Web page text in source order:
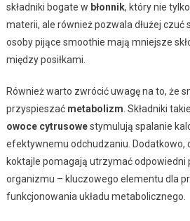
składniki bogate w błonnik, który nie
materii, ale również pozwala dłużej czuć
osoby pijące smoothie mają mniejsze
między posiłkami.
Również warto zwrócić uwagę na to, że
przyspieszać metabolizm . Składniki
owoce cytrusowestymulują spalanie
efektywnemu odchudzaniu. Dodatkowo,
koktajle pomagają utrzymać odpowiedni
organizmu – kluczowego elementu dla
funkcjonowania układu metabolicznego.